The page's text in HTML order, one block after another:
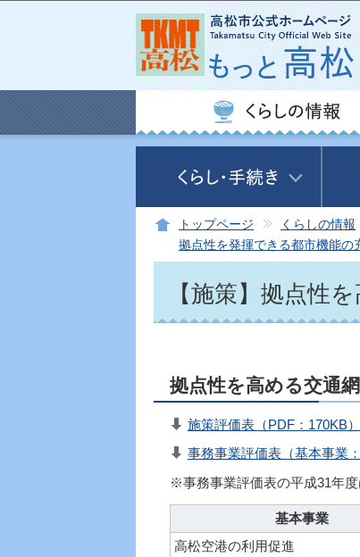
トップページ くらしの情報
拠点性を発揮できる都市機能の
【施策】拠点性
拠点性を高める交通
施策評価表（PDF：170KB）
事務事業評価表（基本事業
※事務事業評価表の平成31年度
基本事業
高松空港の利用促進